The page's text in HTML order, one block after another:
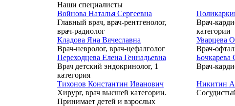
Наши специалисты
Войнова Наталья Сергеевна
Главный врач, врач-рентгенолог,
врач-радиолог
Врач-
категории
Кладова Яна Вячеславна
Врач-невролог, врач-цефалголог
Уварцева
Врач-
Переходцева Елена Геннадьевна
Врач детский эндокринолог, 1
категория
Бочкарева
Врач-
Тихонов Константин Иванович
Хирург, врач высшей категории.
Принимает детей и взрослых
Никитин